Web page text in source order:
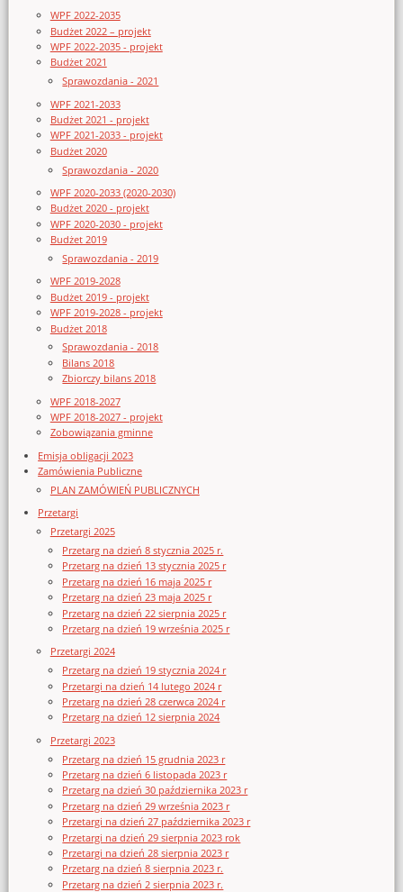
WPF 2022-2035
Budżet 2022 – projekt
WPF 2022-2035 - projekt
Budżet 2021
Sprawozdania - 2021
WPF 2021-2033
Budżet 2021 - projekt
WPF 2021-2033 - projekt
Budżet 2020
Sprawozdania - 2020
WPF 2020-2033 (2020-2030)
Budżet 2020 - projekt
WPF 2020-2030 - projekt
Budżet 2019
Sprawozdania - 2019
WPF 2019-2028
Budżet 2019 - projekt
WPF 2019-2028 - projekt
Budżet 2018
Sprawozdania - 2018
Bilans 2018
Zbiorczy bilans 2018
WPF 2018-2027
WPF 2018-2027 - projekt
Zobowiązania gminne
Emisja obligacji 2023
Zamówienia Publiczne
PLAN ZAMÓWIEŃ PUBLICZNYCH
Przetargi
Przetargi 2025
Przetarg na dzień 8 stycznia 2025 r.
Przetarg na dzień 13 stycznia 2025 r
Przetarg na dzień 16 maja 2025 r
Przetarg na dzień 23 maja 2025 r
Przetarg na dzień 22 sierpnia 2025 r
Przetarg na dzień 19 września 2025 r
Przetargi 2024
Przetarg na dzień 19 stycznia 2024 r
Przetargi na dzień 14 lutego 2024 r
Przetarg na dzień 28 czerwca 2024 r
Przetarg na dzień 12 sierpnia 2024
Przetargi 2023
Przetarg na dzień 15 grudnia 2023 r
Przetarg na dzień 6 listopada 2023 r
Przetarg na dzień 30 października 2023 r
Przetarg na dzień 29 września 2023 r
Przetargi na dzień 27 października 2023 r
Przetargi na dzień 29 sierpnia 2023 rok
Przetargi na dzień 28 sierpnia 2023 r
Przetarg na dzień 8 sierpnia 2023 r.
Przetarg na dzień 2 sierpnia 2023 r.